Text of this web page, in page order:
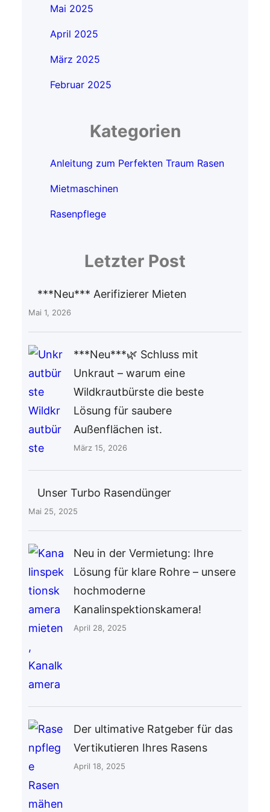
Mai 2025
April 2025
März 2025
Februar 2025
Kategorien
Anleitung zum Perfekten Traum Rasen
Mietmaschinen
Rasenpflege
Letzter Post
***Neu*** Aerifizierer Mieten
Mai 1, 2026
***Neu***🌿 Schluss mit
Unkraut – warum eine
Wildkrautbürste die beste
Lösung für saubere
Außenflächen ist.
März 15, 2026
Unser Turbo Rasendünger
Mai 25, 2025
Neu in der Vermietung: Ihre
Lösung für klare Rohre – unsere
hochmoderne
Kanalinspektionskamera!
April 28, 2025
Der ultimative Ratgeber für das
Vertikutieren Ihres Rasens
April 18, 2025